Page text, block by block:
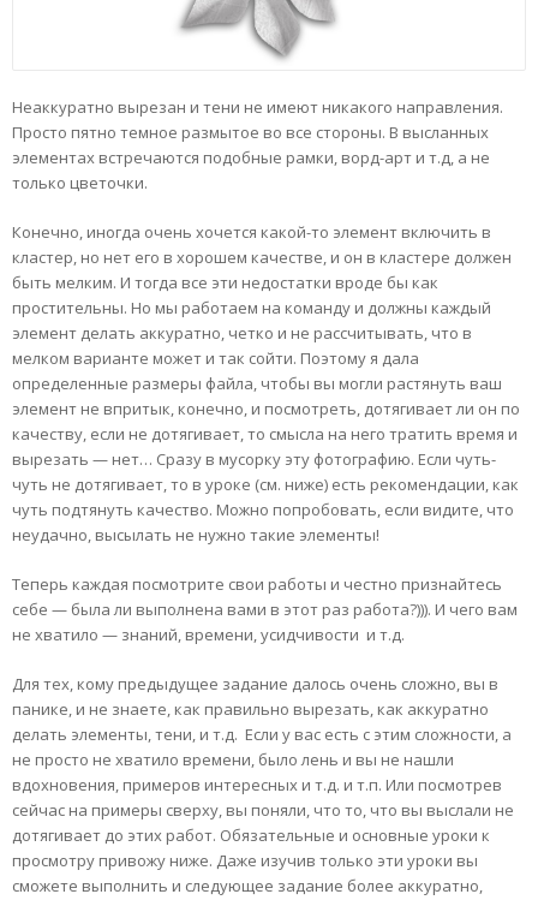
Неаккуратно вырезан и тени не имеют никакого направления.
Просто пятно темное размытое во все стороны. В высланных
элементах встречаются подобные рамки, ворд-арт и т.д, а не
только цветочки.
Конечно, иногда очень хочется какой-то элемент включить в
кластер, но нет его в хорошем качестве, и он в кластере должен
быть мелким. И тогда все эти недостатки вроде бы как
простительны. Но мы работаем на команду и должны каждый
элемент делать аккуратно, четко и не рассчитывать, что в
мелком варианте может и так сойти. Поэтому я дала
определенные размеры файла, чтобы вы могли растянуть ваш
элемент не впритык, конечно, и посмотреть, дотягивает ли он по
качеству, если не дотягивает, то смысла на него тратить время и
вырезать — нет… Сразу в мусорку эту фотографию. Если чуть-
чуть не дотягивает, то в уроке (см. ниже) есть рекомендации, как
чуть подтянуть качество. Можно попробовать, если видите, что
неудачно, высылать не нужно такие элементы!
Теперь каждая посмотрите свои работы и честно признайтесь
себе — была ли выполнена вами в этот раз работа?))). И чего вам
не хватило — знаний, времени, усидчивости и т.д.
Для тех, кому предыдущее задание далось очень сложно, вы в
панике, и не знаете, как правильно вырезать, как аккуратно
делать элементы, тени, и т.д. Если у вас есть с этим сложности, а
не просто не хватило времени, было лень и вы не нашли
вдохновения, примеров интересных и т.д. и т.п. Или посмотрев
сейчас на примеры сверху, вы поняли, что то, что вы выслали не
дотягивает до этих работ. Обязательные и основные уроки к
просмотру привожу ниже. Даже изучив только эти уроки вы
сможете выполнить и следующее задание более аккуратно,